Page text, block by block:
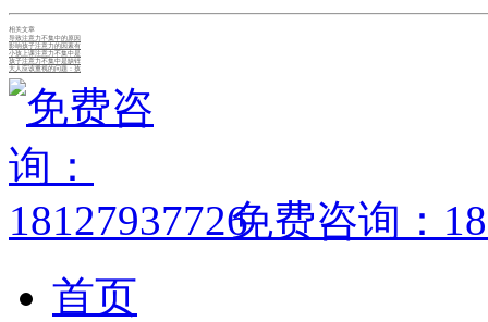
相关文章
导致注意力不集中的原因
影响孩子注意力的因素有
小孩上课注意力不集中是
孩子注意力不集中是缺锌
大人应该重视的问题：孩
免费咨询：
首页